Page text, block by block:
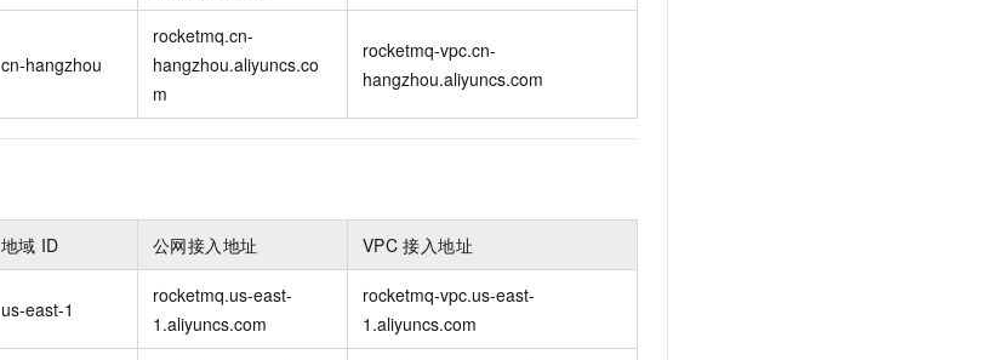
cn-hangzhou
rocketmq.cn-
hangzhou.aliyuncs.co
m
rocketmq-vpc.cn-
hangzhou.aliyuncs.com
地域 ID 公网接入地址 VPC 接入地址
us-east-1
rocketmq.us-east-
1.aliyuncs.com
rocketmq-vpc.us-east-
1.aliyuncs.com